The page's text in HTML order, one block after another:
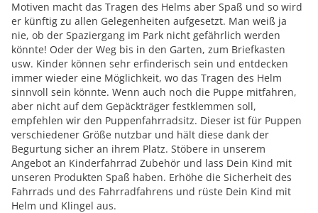
Motiven macht das Tragen des Helms aber Spaß und so wird
er künftig zu allen Gelegenheiten aufgesetzt. Man weiß ja
nie, ob der Spaziergang im Park nicht gefährlich werden
könnte! Oder der Weg bis in den Garten, zum Briefkasten
usw. Kinder können sehr erfinderisch sein und entdecken
immer wieder eine Möglichkeit, wo das Tragen des Helm
sinnvoll sein könnte. Wenn auch noch die Puppe mitfahren,
aber nicht auf dem Gepäckträger festklemmen soll,
empfehlen wir den Puppenfahrradsitz. Dieser ist für Puppen
verschiedener Größe nutzbar und hält diese dank der
Begurtung sicher an ihrem Platz. Stöbere in unserem
Angebot an Kinderfahrrad Zubehör und lass Dein Kind mit
unseren Produkten Spaß haben. Erhöhe die Sicherheit des
Fahrrads und des Fahrradfahrens und rüste Dein Kind mit
Helm und Klingel aus.